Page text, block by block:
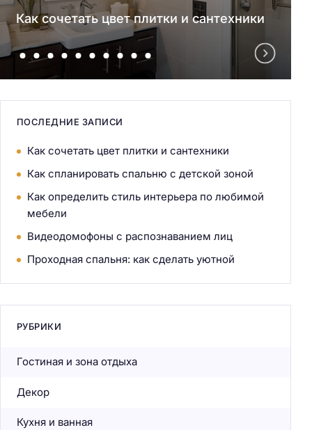
Как сочетать цвет плитки и сантехники
ПОСЛЕДНИЕ ЗАПИСИ
Как сочетать цвет плитки и сантехники
Как спланировать спальню с детской зоной
Как определить стиль интерьера по любимой
мебели
Видеодомофоны с распознаванием лиц
Проходная спальня: как сделать уютной
РУБРИКИ
Гостиная и зона отдыха
Декор
Кухня и ванная